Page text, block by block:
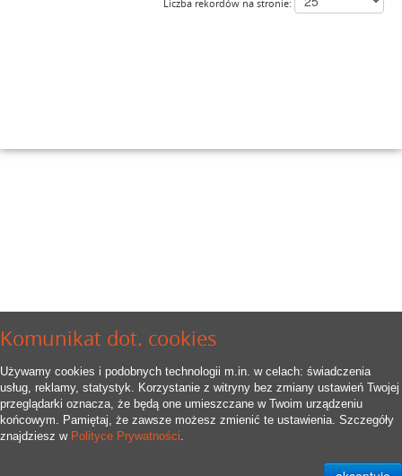
Komunikat dot. cookies
Używamy cookies i podobnych technologii m.in. w celach: świadczenia
usług, reklamy, statystyk. Korzystanie z witryny bez zmiany ustawień Twojej
przeglądarki oznacza, że będą one umieszczane w Twoim urządzeniu
końcowym. Pamiętaj, że zawsze możesz zmienić te ustawienia. Szczegóły
znajdziesz w Polityce Prywatności.
Liczba rekordów na stronie: